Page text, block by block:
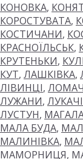
КОНОВКА,
КОРОСТУВАТА,
КОСТИЧАНИ,
КРАСНОЇЛЬСЬК,
КРУТЕНЬКИ,
КУТ, ЛАШКІВКА,
ЛІВИНЦІ,
ЛУЖАНИ,
ЛУСТУН,
МАЛА БУДА,
МАЛИНІВКА,
МАМОРНИЦЯ,